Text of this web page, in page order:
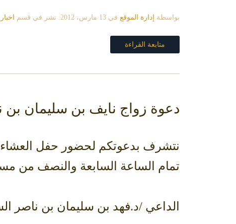
بواسطة إدارة الموقع في 13 مارس، 2012 . نشر في قسم اخبار
متابعة القراءة
دعوة زواج نايف بن سليمان بن
نتشرف بدعوتكم لحضور حفل العشاء
تمام الساعة السابعة والنصف من مساء يوم الخميس 6-1-1433
الداعي /د.فهد بن سليمان بن ناصر